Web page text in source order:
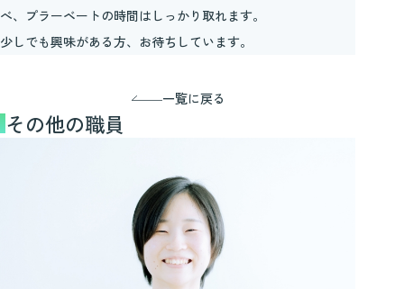
べ、プラーベートの時間はしっかり取れます。
少しでも興味がある方、お待ちしています。
一覧に戻る
その他の職員